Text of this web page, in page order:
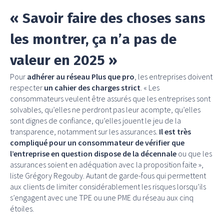
« Savoir faire des choses sans
les montrer, ça n’a pas de
valeur en 2025 »
Pour adhérer au réseau Plus que pro , les entreprises doivent
respecter un cahier des charges strict . « Les
consommateurs veulent être assurés que les entreprises sont
solvables, qu’elles ne perdront pas leur acompte, qu’elles
sont dignes de confiance, qu’elles jouent le jeu de la
transparence, notamment sur les assurances. Il est très
compliqué pour un consommateur de vérifier que
l’entreprise en question dispose de la décennale ou que les
assurances soient en adéquation avec la proposition faite »,
liste Grégory Regouby. Autant de garde-fous qui permettent
aux clients de limiter considérablement les risques lorsqu’ils
s’engagent avec une TPE ou une PME du réseau aux cinq
étoiles.